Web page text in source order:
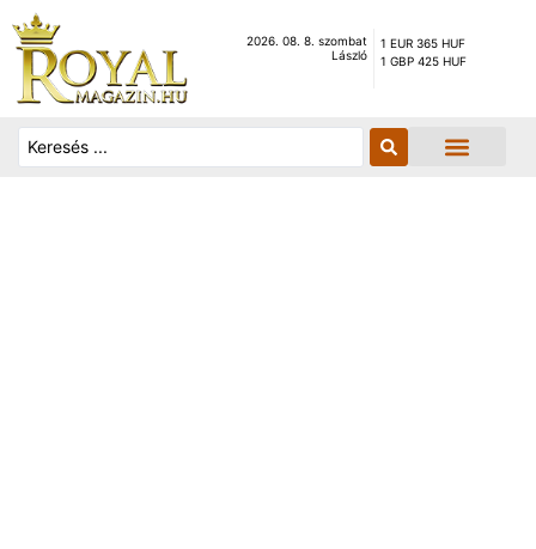
2026. 08. 8. szombat
László
1 EUR 365 HUF
1 GBP 425 HUF